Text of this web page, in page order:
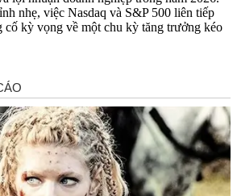
nhẹ, việc Nasdaq và S&P 500 liên tiếp
cố kỳ vọng về một chu kỳ tăng trưởng kéo